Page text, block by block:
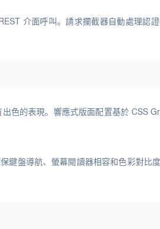
介面呼叫。請求攔截器自動處理認
色的表現。響應式版面配置基於 CSS
鍵盤導航、螢幕閱讀器相容和色彩對